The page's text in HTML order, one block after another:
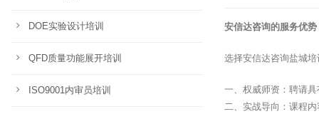
安信达咨询的服务优势
选择安信达咨询盐城
一、权威师资：聘请
二、实战导向：课程
DOE实验设计培训
QFD质量功能展开培训
ISO9001内审员培训